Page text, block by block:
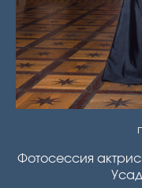
Фотосессия